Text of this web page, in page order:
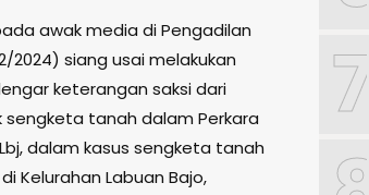
awak media di Pengadilan
2024) siang usai melakukan
keterangan saksi dari
tanah dalam Perkara
dalam kasus sengketa tanah
Kelurahan Labuan Bajo,
7